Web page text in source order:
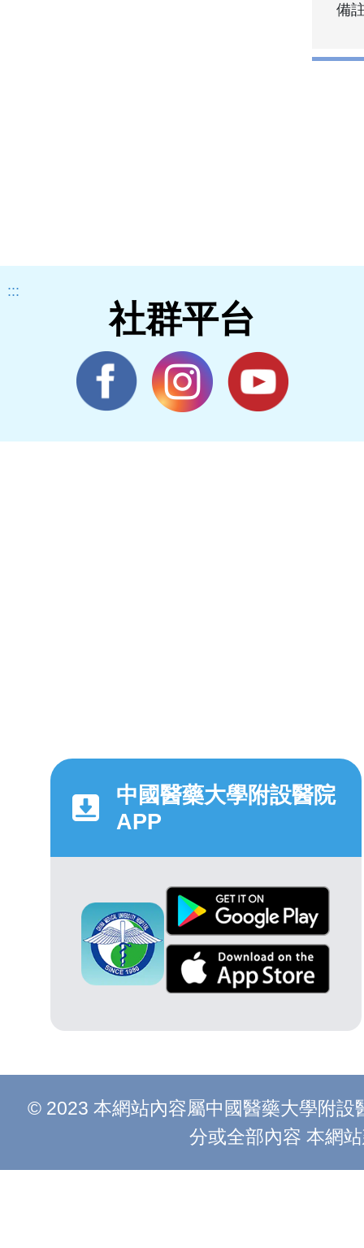
備
:::
社群平台
中國醫藥大學附設醫院
APP
© 2023 本網站內容屬中國醫藥大學附
分或全部內容 本網